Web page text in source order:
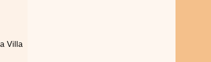
Villa